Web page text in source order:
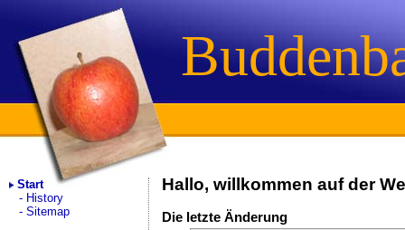
Start
History
Sitemap
Hallo, willkommen auf der
Die letzte Änderung